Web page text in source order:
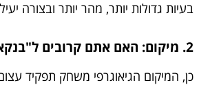
בעיות גדולות יותר, מהר יותר ובצורה
2. מיקום: האם אתם קרובים ל"בנקאים הגדולים"?
כן, המיקום הגיאוגרפי משחק תפקיד